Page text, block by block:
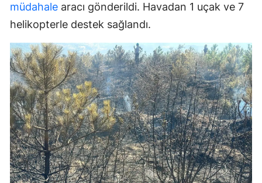
müdahale aracı gönderildi. Havadan 1 uçak ve 7
helikopterle destek sağlandı.